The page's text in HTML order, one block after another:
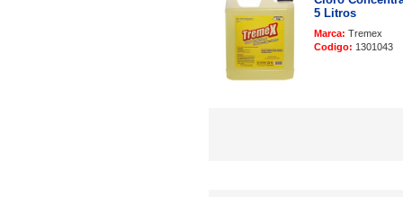
5 Litros
Marca: Tremex
Codigo: 1301043